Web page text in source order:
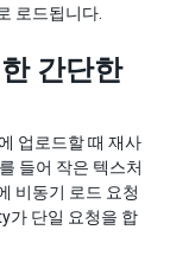
로드됩니다.
간단한
업로드할 때 재사
들어 작은 텍스처
비동기 로드 요청
가 단일 요청을 합